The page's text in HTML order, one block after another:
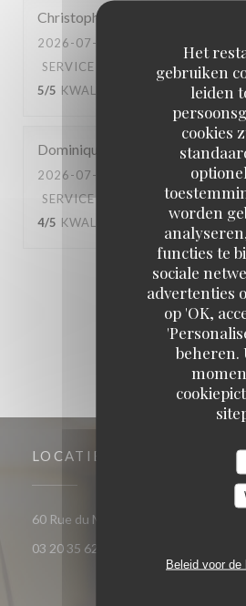
Het
gebruiken
leiden
cookies
worden
functies te
sociale
advertenties
op 'OK,
beheren.
Beleid voor de
Christophe
2026-07-10
SERVICE
ATMOSFEER
5/5 KWALITEIT / PRIJS 5/5
Dominique
2026-07-04
- 13:00 - GASTEN 3
SERVICE: ATMOSFEER: 4/5
4/5 KWALITEIT / PRIJS : 4/5
1 2
LOCATIE
60 Rue du Marechal Foch 59120 Loos
03 20 35 62 81